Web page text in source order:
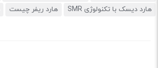
هارد دیسک با تکنولوژی SMR
هارد ریفر چیست